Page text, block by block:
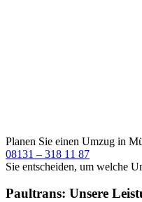
Planen Sie einen Umzug in
08131 – 318 11 87
Sie entscheiden, um welche
Paultrans: Unsere